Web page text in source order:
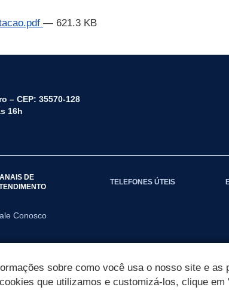
— 621.3 KB
– CEP: 35570-128
16h
DE
Conosco
TELEFONES ÚTEIS
sobre como você usa o nosso site e
que utilizamos e customizá-los, clique